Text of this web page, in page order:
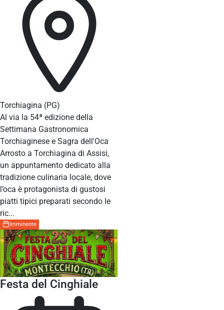
Torchiagina (PG)
Al via la 54ª edizione della
Settimana Gastronomica
Torchiaginese e Sagra dell'Oca
Arrosto a Torchiagina di Assisi,
un appuntamento dedicato alla
tradizione culinaria locale, dove
l’oca è protagonista di gustosi
piatti tipici preparati secondo le
ric...
Imminente
Festa del Cinghiale